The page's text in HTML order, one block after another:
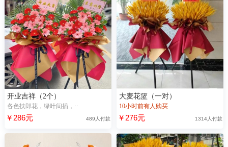
开业吉祥（2个）
各色扶郎花，绿叶间插，··
￥286元 489人付款
大麦花篮（一对）
10小时前有人购买
￥276元 1314人付款